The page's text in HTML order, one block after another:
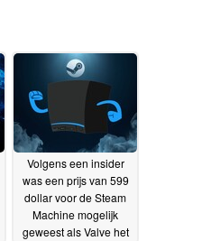
Volgens een insider
was een prijs van 599
dollar voor de Steam
Machine mogelijk
geweest als Valve het